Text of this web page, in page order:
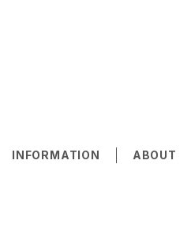
INFORMATION ABOUT